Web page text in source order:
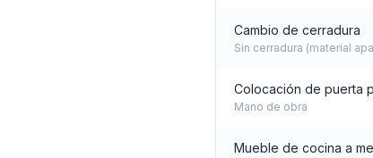
Cambio de cerradura
Sin cerradura (material
Colocación de puerta
Mano de obra
Mueble de cocina a